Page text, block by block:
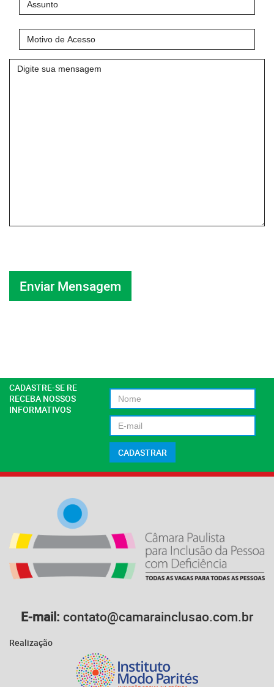
de
Acesso
Mensagem
CADASTRE-SE RE
RECEBA NOSSOS
INFORMATIVOS
E-mail: contato@camarainclusao.com.br
Realização